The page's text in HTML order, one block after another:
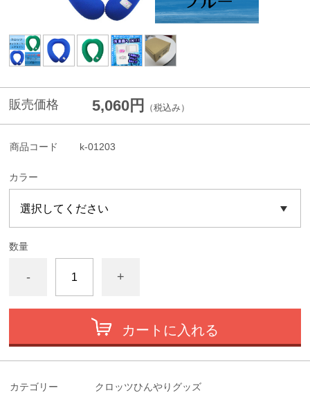
販売価格 5,060円 （税込み）
商品コード k-01203
カラー
数量
- +
カートに入れる
カテゴリー クロッツひんやりグッズ